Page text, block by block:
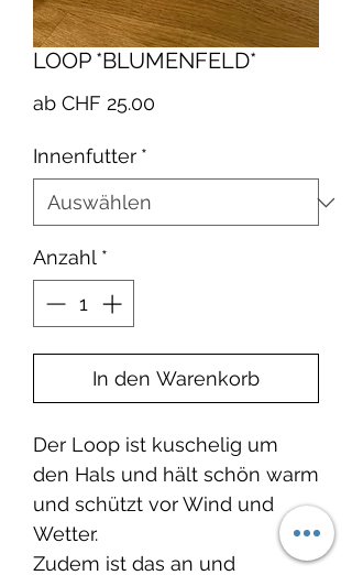
LOOP *BLUMENFELD*
ab CHF 25.00
Innenfutter *
Anzahl *
In den Warenkorb
Der Loop ist kuschelig um
den Hals und hält schön warm
und schützt vor Wind und
Wetter.
Zudem ist das an und